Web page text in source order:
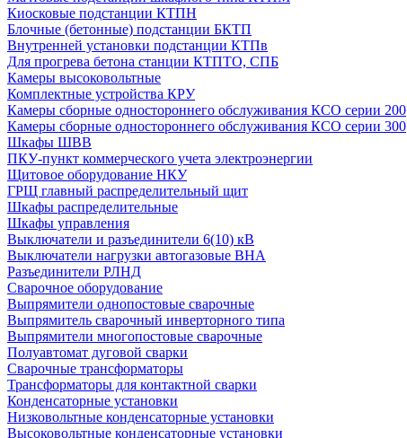
Киосковые подстанции КТПН
Блочные (бетонные) подстанции БКТП
Внутренней установки подстанции КТПв
Для прогрева бетона станции КТПТО, СПБ
Камеры высоковольтные
Комплектные устройства КРУ
Камеры сборные одностороннего обслуживания КСО серии 200
Камеры сборные одностороннего обслуживания КСО серии 300
Шкафы ШВВ
ПКУ-пункт коммерческого учета электроэнергии
Щитовое оборудование НКУ
ГРЩ главный распределительный щит
Шкафы распределительные
Шкафы управления
Выключатели и разъединители 6(10) кВ
Выключатели нагрузки автогазовые ВНА
Разъединители РЛНД
Сварочное оборудование
Выпрямители однопостовые сварочные
Выпрямитель сварочный инверторного типа
Выпрямители многопостовые сварочные
Полуавтомат дуговой сварки
Сварочные трансформаторы
Трансформаторы для контактной сварки
Конденсаторные установки
Низковольтные конденсаторные установки
Высоковольтные конденсаторные установки